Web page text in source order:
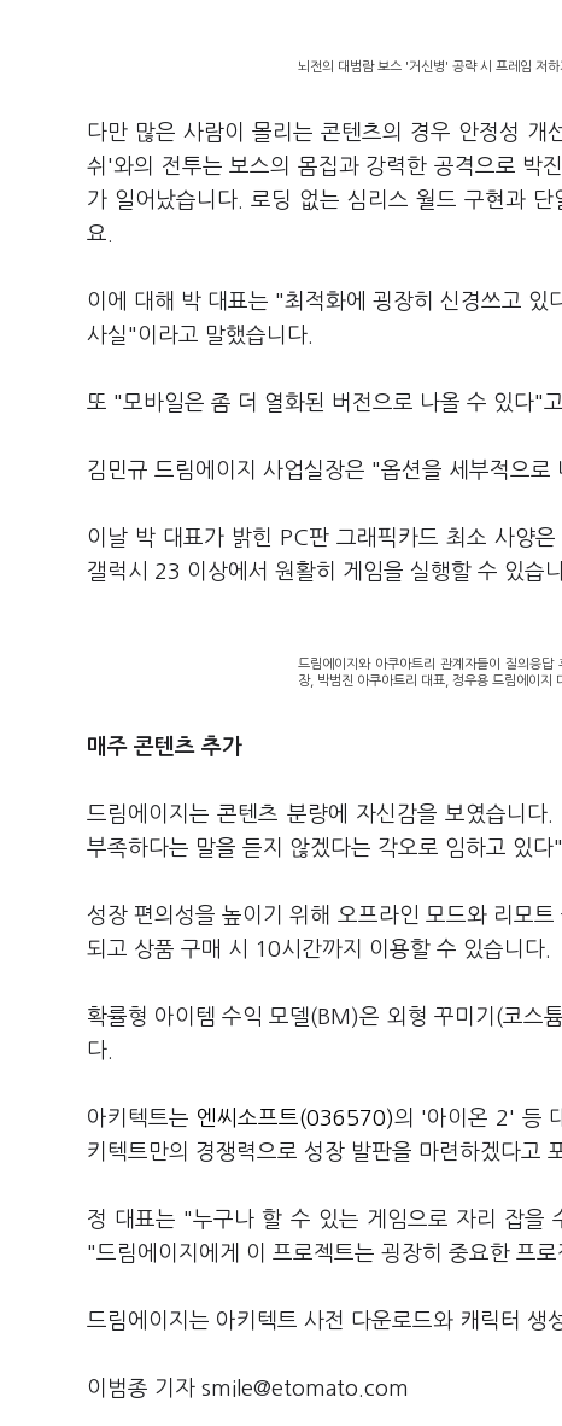
뇌전의 대범람 보스 '거신병' 공략 시 프레임 저
다만 많은 사람이 몰리는 콘텐츠의 경우 안정성
쉬'와의 전투는 보스의 몸집과 강력한 공격으로 박
가 일어났습니다. 로딩 없는 심리스 월드 구현과
요.
이에 대해 박 대표는 "최적화에 굉장히 신경쓰고
사실"이라고 말했습니다.
또 "모바일은 좀 더 열화된 버전으로 나올 수 있다"
김민규 드림에이지 사업실장은 "옵션을 세부적으로
이날 박 대표가 밝힌 PC판 그래픽카드 최소 사양
갤럭시 23 이상에서 원활히 게임을 실행할 수 있습
드림에이지와 아쿠아트리 관계자들이 질의응
장, 박범진 아쿠아트리 대표, 정우용 드림에이지
매주 콘텐츠 추가
드림에이지는 콘텐츠 분량에 자신감을 보였습니
부족하다는 말을 듣지 않겠다는 각오로 임하고 있다
성장 편의성을 높이기 위해 오프라인 모드와 리모
되고 상품 구매 시 10시간까지 이용할 수 있습니다.
확률형 아이템 수익 모델(BM)은 외형 꾸미기(코스
다.
아키텍트는 엔씨소프트(036570)의 '아이온 2' 등
키텍트만의 경쟁력으로 성장 발판을 마련하겠다고
정 대표는 "누구나 할 수 있는 게임으로 자리 잡을
"드림에이지에게 이 프로젝트는 굉장히 중요한 프
드림에이지는 아키텍트 사전 다운로드와 캐릭터 생
이범종 기자 smile@etomato.com